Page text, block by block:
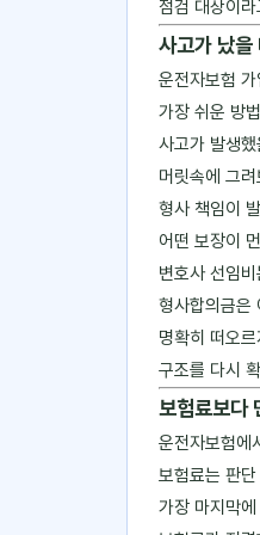
점검 대상이
사고가 났을
운전자보험
가장 쉬운 방
사고가 발생
머릿속에 그
형사 책임이
어떤 보장이
변호사 선임
형사합의금은
명확히 떠오
구조를 다시
보험료보다
운전자보험에
보험료는 판
가장 마지막